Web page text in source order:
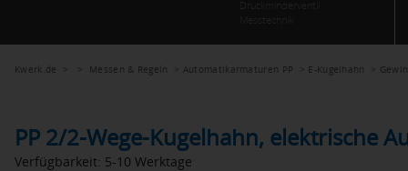
Kwerk.de > > Messen & Regeln > Automatikarmaturen PP > E-Kugelhahn >
PP 2/2-Wege-Kugelhahn, elektrische
Verfügbarkeit: 5-10 Werktage